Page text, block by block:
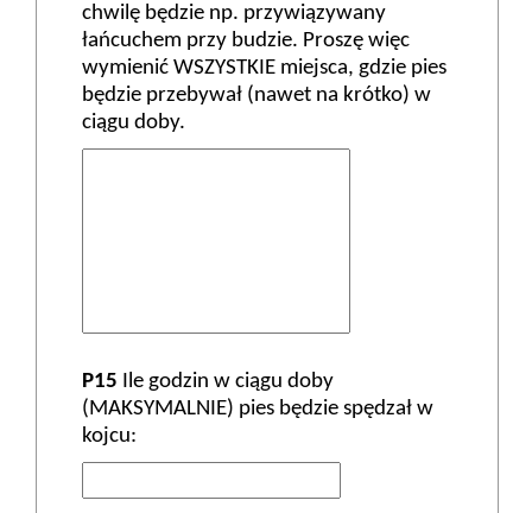
chwilę będzie np. przywiązywany
łańcuchem przy budzie. Proszę więc
wymienić WSZYSTKIE miejsca, gdzie pies
będzie przebywał (nawet na krótko) w
ciągu doby.
P15 Ile godzin w ciągu doby
(MAKSYMALNIE) pies będzie spędzał w
kojcu: